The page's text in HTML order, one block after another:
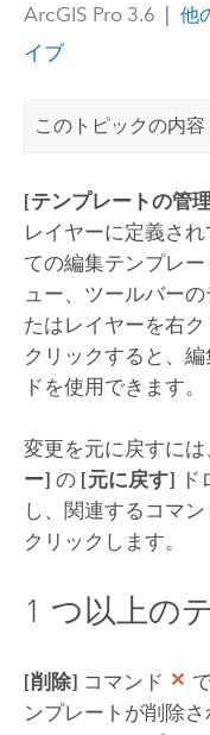
ArcGIS Pro 3.6 他
イブ
このトピックの内容
[テンプレートの管
レイヤーに定義さ
ての編集テンプレ
ュー、ツールバー
たはレイヤーを右
クリックすると、
ドを使用できます。
変更を元に戻すには
ー] の [元に戻す]
し、関連するコマン
クリックします。
1 つ以上の
[削除] コマンド
ンプレートが削除